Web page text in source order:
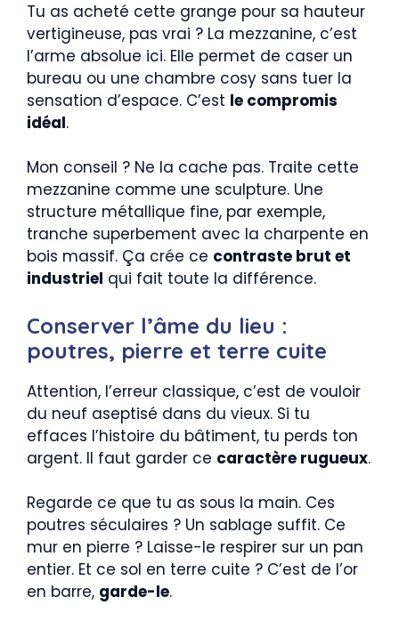
Tu as acheté cette grange pour sa hauteur
vertigineuse, pas vrai ? La mezzanine, c’est
l’arme absolue ici. Elle permet de caser un
bureau ou une chambre cosy sans tuer la
sensation d’espace. C’est le compromis
idéal.
Mon conseil ? Ne la cache pas. Traite cette
mezzanine comme une sculpture. Une
structure métallique fine, par exemple,
tranche superbement avec la charpente en
bois massif. Ça crée ce contraste brut et
industriel qui fait toute la différence.
Conserver l’âme du lieu :
poutres, pierre et terre cuite
Attention, l’erreur classique, c’est de vouloir
du neuf aseptisé dans du vieux. Si tu
effaces l’histoire du bâtiment, tu perds ton
argent. Il faut garder ce caractère rugueux.
Regarde ce que tu as sous la main. Ces
poutres séculaires ? Un sablage suffit. Ce
mur en pierre ? Laisse-le respirer sur un pan
entier. Et ce sol en terre cuite ? C’est de l’or
en barre, garde-le.